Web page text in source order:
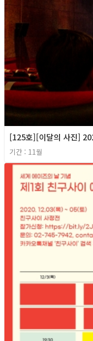
[125호][이달의 사진]
기간 : 11월